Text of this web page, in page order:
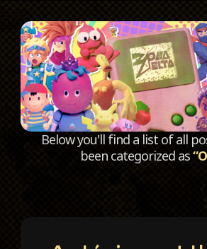
Below you'll find a list of all
been categorized as